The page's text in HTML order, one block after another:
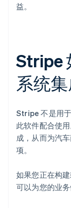
益。
Stripe
系统集
Stripe 不是用
此软件配合使
成，从而为汽
项。
如果您正在构
可以为您的业务